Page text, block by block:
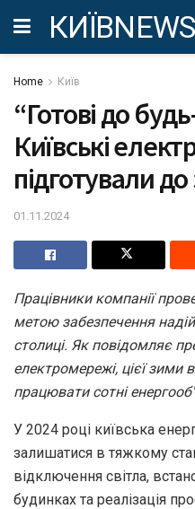
КИЇВNEWS
Home Київ
“‎Готові до
Київські
підготували
01.11.2024
Працівники компанії
метою забезпечення
столиці. Як повідомляє
електромережі, цієї зими
працювати сотні
У 2024 році київська
залишатися в тяжкому
відключення світла,
будинках та реалізація